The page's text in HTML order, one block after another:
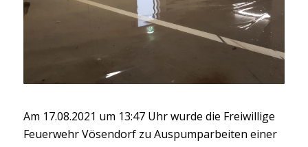
Am 17.08.2021 um 13:47 Uhr wurde die Freiwillige
Feuerwehr Vösendorf zu Auspumparbeiten einer